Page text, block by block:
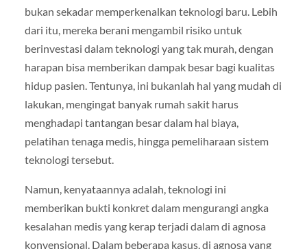
bukan sekadar memperkenalkan teknologi baru. Lebih
dari itu, mereka berani mengambil risiko untuk
berinvestasi dalam teknologi yang tak murah, dengan
harapan bisa memberikan dampak besar bagi kualitas
hidup pasien. Tentunya, ini bukanlah hal yang mudah di
lakukan, mengingat banyak rumah sakit harus
menghadapi tantangan besar dalam hal biaya,
pelatihan tenaga medis, hingga pemeliharaan sistem
teknologi tersebut.
Namun, kenyataannya adalah, teknologi ini
memberikan bukti konkret dalam mengurangi angka
kesalahan medis yang kerap terjadi dalam di agnosa
konvensional. Dalam beberapa kasus, di agnosa yang